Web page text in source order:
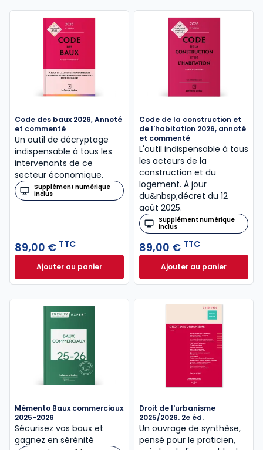
Code des baux 2026, Annoté
et commenté
Un outil de décryptage
indispensable à tous les
intervenants de ce
secteur économique.
Supplément numérique
inclus
89,00 € TTC
Ajouter au panierCode des baux 2026, Annoté et commenté à 89,00
Code de la construction et
de l'habitation 2026, annoté
et commenté
L'outil indispensable à tous
les acteurs de la
construction et du
logement. À jour
du&nbsp;décret du 12
août 2025.
Supplément numérique
inclus
89,00 € TTC
Ajouter au panier
Code de la
Mémento Baux commerciaux
2025-2026
Sécurisez vos baux et
gagnez en sérénité
Droit de l'urbanisme
2025/2026. 2e éd.
Un ouvrage de synthèse,
pensé pour le praticien,